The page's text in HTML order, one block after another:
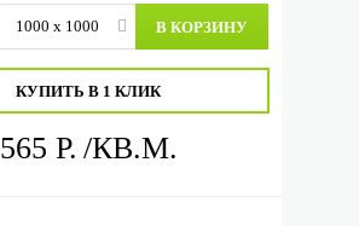
В КОРЗИНУ
КУПИТЬ В 1 КЛИК
565 Р. /КВ.М.